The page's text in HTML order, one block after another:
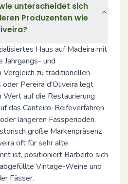
unterscheidet sich
Produzenten wie
Haus auf Madeira mit
Jahrgangs- und
Vergleich zu traditionellen
Pereira d'Oliveira legt
auf die Restaurierung
das Canteiro-Reifeverfahren
längeren Fassperioden.
große Markenpräsenz
oft für sehr alte
ist, positioniert Barbeito sich
Vintage-Weine und
Fässer.